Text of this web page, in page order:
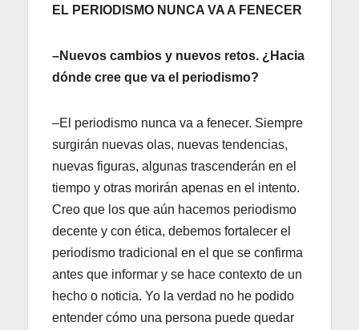
EL PERIODISMO NUNCA VA A FENECER
–Nuevos cambios y nuevos retos. ¿Hacia
dónde cree que va el periodismo?
–El periodismo nunca va a fenecer. Siempre
surgirán nuevas olas, nuevas tendencias,
nuevas figuras, algunas trascenderán en el
tiempo y otras morirán apenas en el intento.
Creo que los que aún hacemos periodismo
decente y con ética, debemos fortalecer el
periodismo tradicional en el que se confirma
antes que informar y se hace contexto de un
hecho o noticia. Yo la verdad no he podido
entender cómo una persona puede quedar